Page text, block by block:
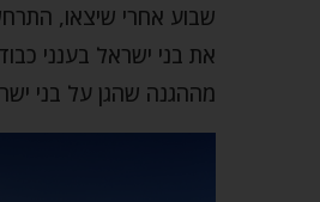
שבוע אחרי שיצאו,
את בני ישראל בענני
מההגנה שהגן על בני